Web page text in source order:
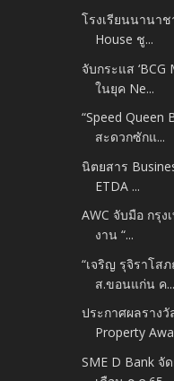
โรงเรียนนานาช
House ชู...
จับกระแส ‘BCG
ในยุค Ne...
“Speed Queen
สะดวกซักแ...
นิตยสาร
ETDA ...
AWC จับมือ กรุ
งาน “...
“เจริญ รุจิราโส
ส.ขอนแก่น ค...
ประกาศผลรางวั
Property
SME D Bank